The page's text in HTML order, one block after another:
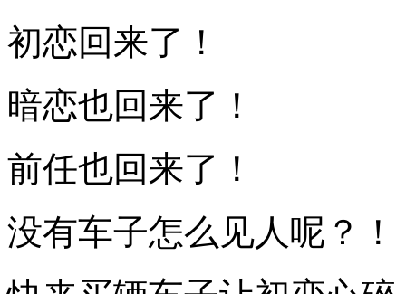
初恋回来了！
暗恋也回来了！
前任也回来了！
没有车子怎么见人呢？！